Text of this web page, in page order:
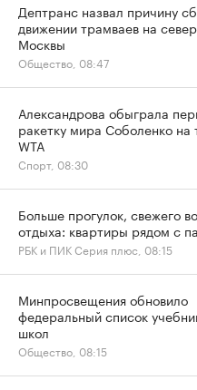
Дептранс назвал причину
движении трамваев на
Москвы
Общество, 08:47
Александрова обыграла
ракетку мира Соболенко на
WTA
Спорт, 08:30
Больше прогулок, свежего
отдыха: квартиры рядом с
РБК и ПИК Серия плюс, 08:15
Минпросвещения обновило
федеральный список
школ
Общество, 08:15